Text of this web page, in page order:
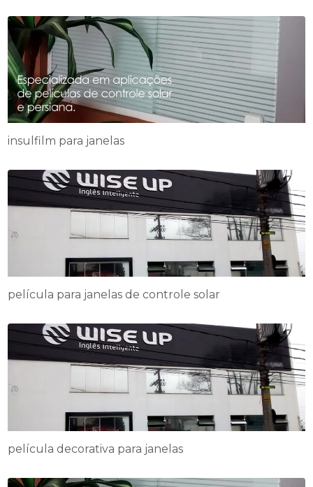
insulfilm para janelas
película para janelas de controle solar
película decorativa para janelas